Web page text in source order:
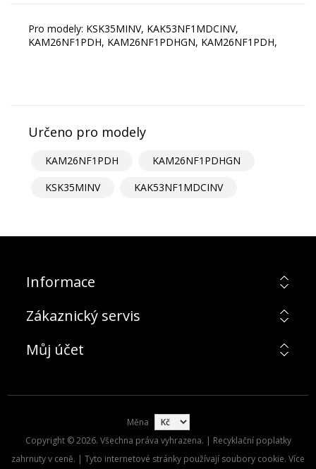
Pro modely: KSK35MINV, KAK53NF1MDCINV,
KAM26NF1PDH, KAM26NF1PDHGN, KAM26NF1PDH,
Určeno pro modely
KAM26NF1PDH
KAM26NF1PDHGN
KSK35MINV
KAK53NF1MDCINV
Informace
Zákaznický servis
Můj účet
Měna
Copyright © 2026. Všechna práva vyhrazena. | Recyklační poplatky
zahrnuty v ceně. | Tyto internetové stránky používají soubory cookie. Více